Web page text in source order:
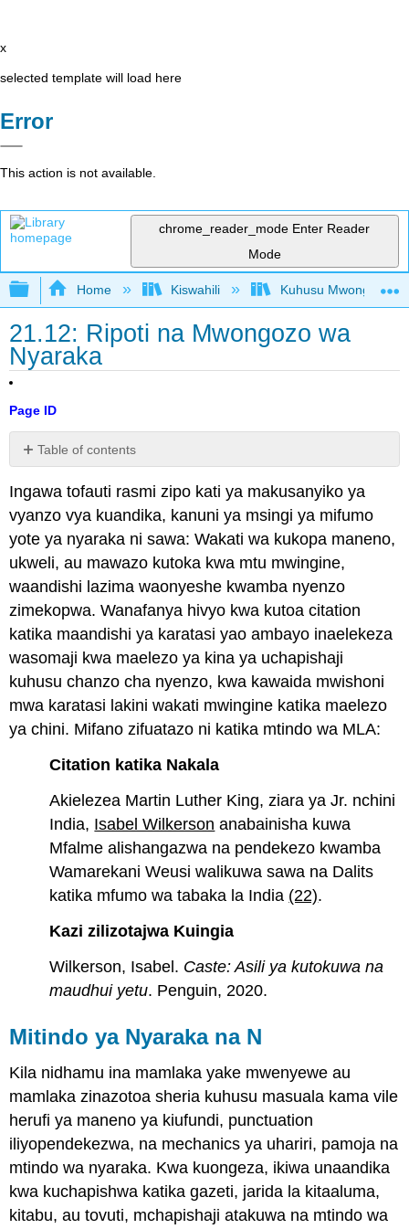
x
selected template will load here
Error
This action is not available.
chrome_reader_mode Enter Reader
Mode
Expand/collapse global hierarchy
Home Kiswahili Kuhusu Mwongozo
21.12: Ripoti na Mwongozo wa
Nyaraka
Page ID
Table of contents
ya
Nyaraka
N
Index
kwa
Mfano
wa
Nyaraka
za
MLA
Katika
Nakala
Models
ya
mwisho
maelezo
ya
chini
Aina
Orodha
ya
zilizotajwa
(MLA)
Index
APA
Nyaraka
Mifano
Katika
Nakala
Citation
Mifano
Ingawa tofauti rasmi zipo kati ya makusanyiko ya
vyanzo vya kuandika, kanuni ya msingi ya mifumo
yote ya nyaraka ni sawa: Wakati wa kukopa maneno,
ukweli, au mawazo kutoka kwa mtu mwingine,
waandishi lazima waonyeshe kwamba nyenzo
zimekopwa. Wanafanya hivyo kwa kutoa citation
katika maandishi ya karatasi yao ambayo inaelekeza
wasomaji kwa maelezo ya kina ya uchapishaji
kuhusu chanzo cha nyenzo, kwa kawaida mwishoni
mwa karatasi lakini wakati mwingine katika maelezo
ya chini. Mifano zifuatazo ni katika mtindo wa MLA:
Citation katika Nakala
Akielezea Martin Luther King, ziara ya Jr. nchini
India, Isabel Wilkerson anabainisha kuwa
Mfalme alishangazwa na pendekezo kwamba
Wamarekani Weusi walikuwa sawa na Dalits
katika mfumo wa tabaka la India (22).
Kazi zilizotajwa Kuingia
Wilkerson, Isabel. Caste: Asili ya kutokuwa na
maudhui yetu. Penguin, 2020.
Mitindo ya Nyaraka na N
Kila nidhamu ina mamlaka yake mwenyewe au
mamlaka zinazotoa sheria kuhusu masuala kama vile
herufi ya maneno ya kiufundi, punctuation
iliyopendekezwa, na mechanics ya uhariri, pamoja na
mtindo wa nyaraka. Kwa kuongeza, ikiwa unaandika
kwa kuchapishwa katika gazeti, jarida la kitaaluma,
kitabu, au tovuti, mchapishaji atakuwa na mtindo wa